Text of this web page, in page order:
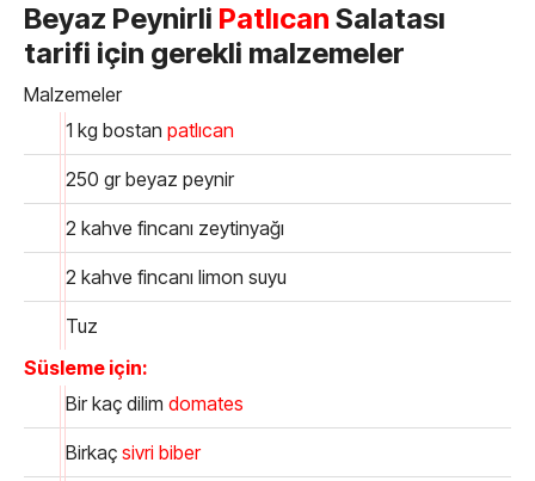
Beyaz Peynirli Patlıcan Salatası
tarifi için gerekli malzemeler
Malzemeler
1 kg bostan patlıcan
250 gr beyaz peynir
2 kahve fincanı zeytinyağı
2 kahve fincanı limon suyu
Tuz
Süsleme için:
Bir kaç dilim domates
Birkaç sivri biber